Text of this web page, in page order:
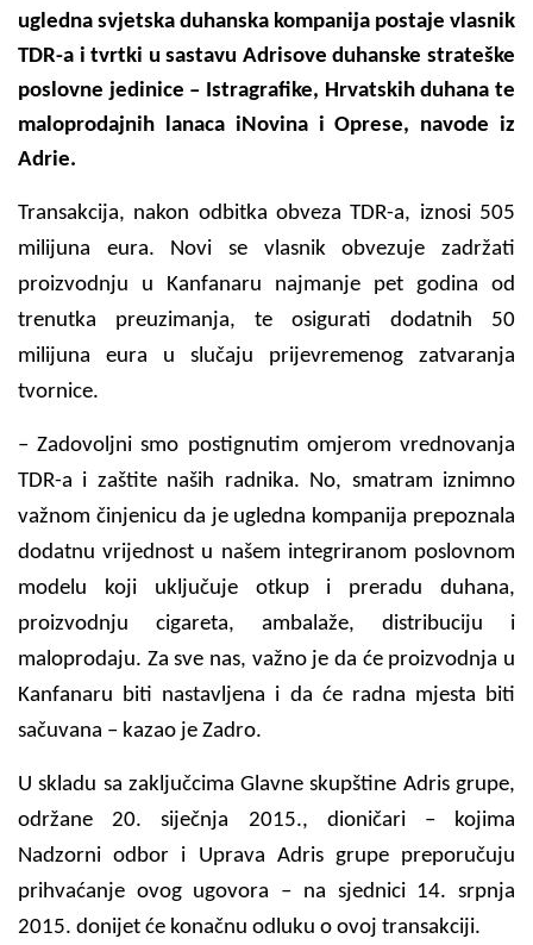
ugledna svjetska duhanska kompanija postaje vlasnik
TDR-a i tvrtki u sastavu Adrisove duhanske strateške
poslovne jedinice – Istragrafike, Hrvatskih duhana te
maloprodajnih lanaca iNovina i Oprese, navode iz
Adrie.
Transakcija, nakon odbitka obveza TDR-a, iznosi 505
milijuna eura. Novi se vlasnik obvezuje zadržati
proizvodnju u Kanfanaru najmanje pet godina od
trenutka preuzimanja, te osigurati dodatnih 50
milijuna eura u slučaju prijevremenog zatvaranja
tvornice.
– Zadovoljni smo postignutim omjerom vrednovanja
TDR-a i zaštite naših radnika. No, smatram iznimno
važnom činjenicu da je ugledna kompanija prepoznala
dodatnu vrijednost u našem integriranom poslovnom
modelu koji uključuje otkup i preradu duhana,
proizvodnju cigareta, ambalaže, distribuciju i
maloprodaju. Za sve nas, važno je da će proizvodnja u
Kanfanaru biti nastavljena i da će radna mjesta biti
sačuvana – kazao je Zadro.
U skladu sa zaključcima Glavne skupštine Adris grupe,
održane 20. siječnja 2015., dioničari – kojima
Nadzorni odbor i Uprava Adris grupe preporučuju
prihvaćanje ovog ugovora – na sjednici 14. srpnja
2015. donijet će konačnu odluku o ovoj transakciji.